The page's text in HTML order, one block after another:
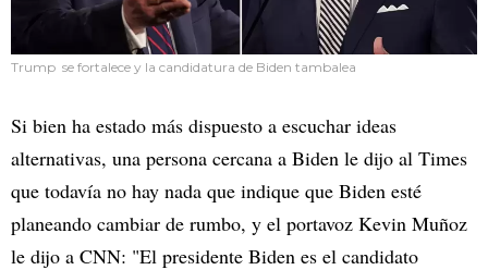
Trump se fortalece y la candidatura de Biden tambalea
Si bien ha estado más dispuesto a escuchar ideas
alternativas, una persona cercana a Biden le dijo al Times
que todavía no hay nada que indique que Biden esté
planeando cambiar de rumbo, y el portavoz Kevin Muñoz
le dijo a CNN: "El presidente Biden es el candidato